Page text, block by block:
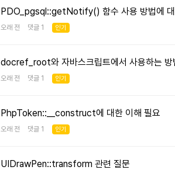
PDO_pgsql::getNotify() 함수 사용 방법에 대
오래 전 댓글 1 인기
docref_root와 자바스크립트에서 사용하는 방
오래 전 댓글 1 인기
PhpToken::__construct에 대한 이해 필요
오래 전 댓글 1 인기
UIDrawPen::transform 관련 질문